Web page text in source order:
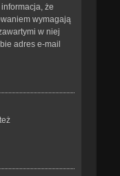
że
wymagają
w niej
adres e-mail